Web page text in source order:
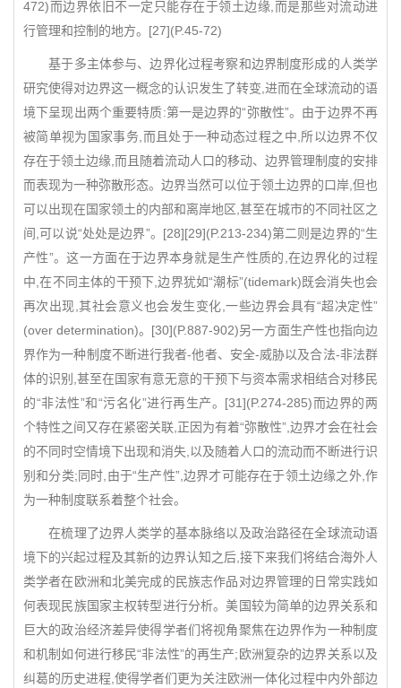
472)而边界依旧不一定只能存在于领土边缘,而是那些对流动进
行管理和控制的地方。[27](P.45-72)
基于多主体参与、边界化过程考察和边界制度形成的人类学
研究使得对边界这一概念的认识发生了转变,进而在全球流动的语
境下呈现出两个重要特质:第一是边界的“弥散性”。由于边界不再
被简单视为国家事务,而且处于一种动态过程之中,所以边界不仅
存在于领土边缘,而且随着流动人口的移动、边界管理制度的安排
而表现为一种弥散形态。边界当然可以位于领土边界的口岸,但也
可以出现在国家领土的内部和离岸地区,甚至在城市的不同社区之
间,可以说“处处是边界”。[28][29](P.213-234)第二则是边界的“生
产性”。这一方面在于边界本身就是生产性质的,在边界化的过程
中,在不同主体的干预下,边界犹如“潮标”(tidemark)既会消失也会
再次出现,其社会意义也会发生变化,一些边界会具有“超决定性”
(over determination)。[30](P.887-902)另一方面生产性也指向边
界作为一种制度不断进行我者-他者、安全-威胁以及合法-非法群
体的识别,甚至在国家有意无意的干预下与资本需求相结合对移民
的“非法性”和“污名化”进行再生产。[31](P.274-285)而边界的两
个特性之间又存在紧密关联,正因为有着“弥散性”,边界才会在社会
的不同时空情境下出现和消失,以及随着人口的流动而不断进行识
别和分类;同时,由于“生产性”,边界才可能存在于领土边缘之外,作
为一种制度联系着整个社会。
在梳理了边界人类学的基本脉络以及政治路径在全球流动语
境下的兴起过程及其新的边界认知之后,接下来我们将结合海外人
类学者在欧洲和北美完成的民族志作品对边界管理的日常实践如
何表现民族国家主权转型进行分析。美国较为简单的边界关系和
巨大的政治经济差异使得学者们将视角聚焦在边界作为一种制度
和机制如何进行移民“非法性”的再生产;欧洲复杂的边界关系以及
纠葛的历史进程,使得学者们更为关注欧洲一体化过程中内外部边